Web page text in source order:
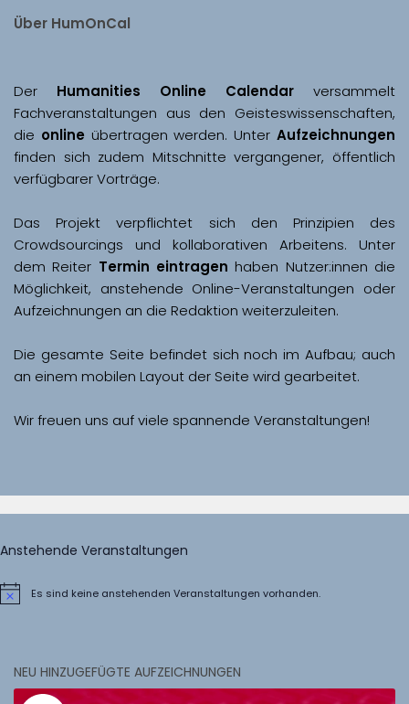
Über HumOnCal
Der Humanities Online Calendar versammelt
Fachveranstaltungen aus den Geisteswissenschaften,
die online übertragen werden. Unter Aufzeichnungen
finden sich zudem Mitschnitte vergangener, öffentlich
Das Projekt verpflichtet sich den Prinzipien des
Crowdsourcings und kollaborativen Arbeitens. Unter
dem Reiter Termin eintragen haben Nutzer:innen die
Möglichkeit, anstehende Online-Veranstaltungen oder
Aufzeichnungen an die Redaktion weiterzuleiten.
Die gesamte Seite befindet sich noch im Aufbau; auch
Wir freuen uns auf viele spannende Veranstaltungen!
Anstehende Veranstaltungen
HinweisEs sind keine anstehenden Veranstaltungen vorhanden.
NEU HINZUGEFÜGTE AUFZEICHNUNGEN